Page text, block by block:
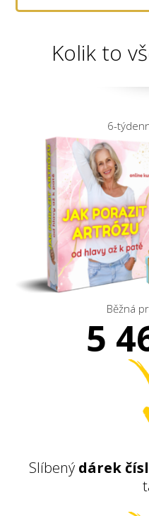
Kolik to
6-
Běžná
5
Slíbený dárek